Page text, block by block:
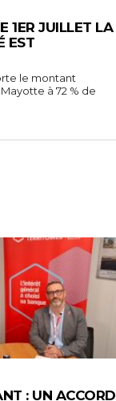
1ER JUILLET LA
EST
le montant
à 72 % de
: UN ACCORD